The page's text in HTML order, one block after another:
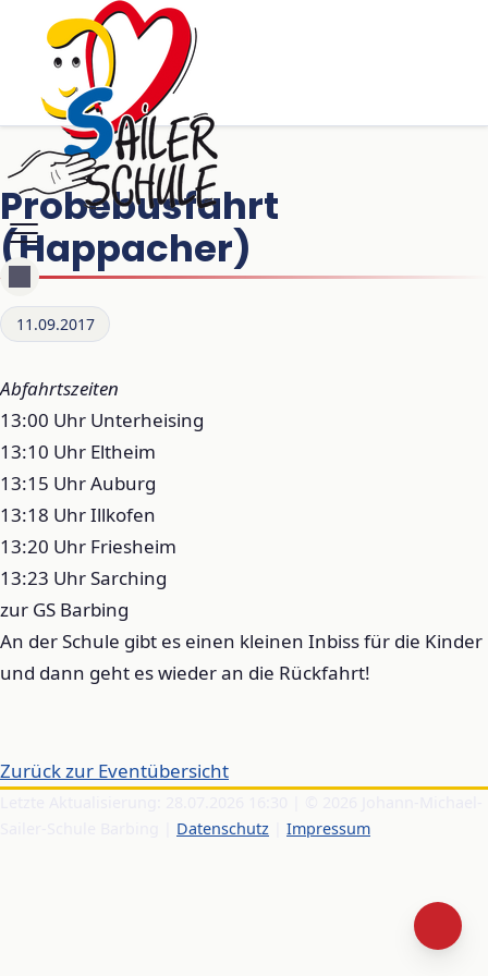
Probebusfahrt
(Happacher)
11.09.2017
Abfahrtszeiten
13:00 Uhr Unterheising
13:10 Uhr Eltheim
13:15 Uhr Auburg
13:18 Uhr Illkofen
13:20 Uhr Friesheim
13:23 Uhr Sarching
zur GS Barbing
An der Schule gibt es einen kleinen Inbiss für die Kinder
und dann geht es wieder an die Rückfahrt!
Zurück zur Eventübersicht
Datenschutz Impressum